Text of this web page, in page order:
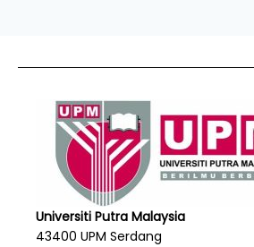
Universiti Putra Malaysia
43400 UPM Serdang